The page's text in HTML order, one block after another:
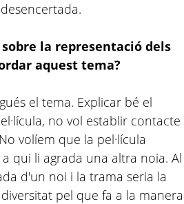
la representació dels
aquest tema?
el tema. Explicar bé el
no vol establir contacte
volíem que la pel·lícula
qui li agrada una altra noia. Al
d'un noi i la trama seria la
pel que fa a la manera